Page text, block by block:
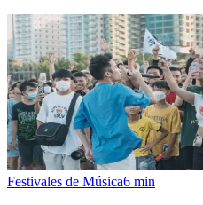
Festivales de Música6 min